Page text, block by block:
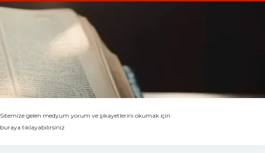
Sitemize gelen medyum yorum ve şikayetlerini okumak için
buraya tıklayabilirsiniz